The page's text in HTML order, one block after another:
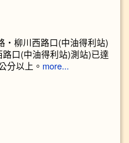
‧柳川西路口(中油得利站)
口(中油得利站)測站)已達
分以上。​​​ more...